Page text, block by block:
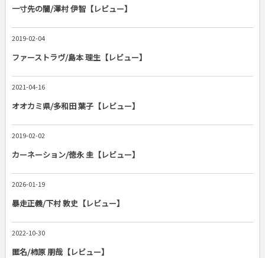
一寸先の闇/澤村 伊智【レビュー】
2019-02-04
ファーストラヴ/島本 理生【レビュー】
2021-04-16
オオカミ県/多和田 葉子【レビュー】
2019-02-02
カーネーション/徳永 圭【レビュー】
2026-01-19
暴走正義/下村 敦史【レビュー】
2022-10-30
匿名/柿原 朋哉【レビュー】